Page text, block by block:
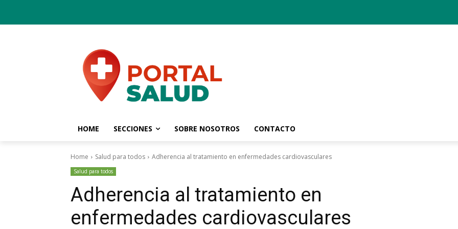
HOME SECCIONES SOBRE NOSOTROS CONTACTO
Home Salud para todos Adherencia al tratamiento en enfermedades cardiovasculares
Salud para todos
Adherencia al tratamiento en
enfermedades cardiovasculares